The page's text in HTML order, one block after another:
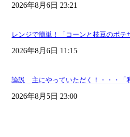
2026年8月6日 23:21
レンジで簡単！「コーンと枝豆のポテ
2026年8月6日 11:15
論説 主にやっていただく！・・・「
2026年8月5日 23:00